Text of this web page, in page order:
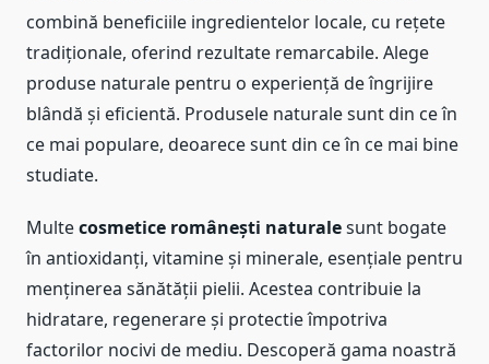
combină beneficiile ingredientelor locale, cu rețete
tradiționale, oferind rezultate remarcabile. Alege
produse naturale pentru o experiență de îngrijire
blândă și eficientă. Produsele naturale sunt din ce în
ce mai populare, deoarece sunt din ce în ce mai bine
studiate.
Multecosmetice românești naturalesunt bogate
în antioxidanți, vitamine și minerale, esențiale pentru
menținerea sănătății pielii. Acestea contribuie la
hidratare, regenerare și protectie împotriva
factorilor nocivi de mediu. Descoperă gama noastră